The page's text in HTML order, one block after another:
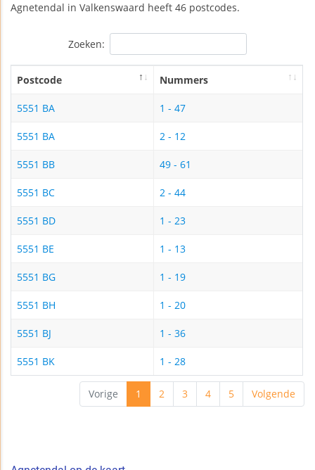
Agnetendal in Valkenswaard heeft 46 postcodes.
Zoeken:
Postcode Nummers
5551 BA 1 - 47
5551 BA 2 - 12
5551 BB 49 - 61
5551 BC 2 - 44
5551 BD 1 - 23
5551 BE 1 - 13
5551 BG 1 - 19
5551 BH 1 - 20
5551 BJ 1 - 36
5551 BK 1 - 28
Vorige 1 2 3 4 5 Volgende